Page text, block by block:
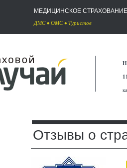
МЕДИЦИНСКОЕ СТРАХОВАНИЕ
ДМС• ОМС• Туристов
Отзывы о